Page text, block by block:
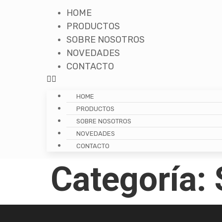
HOME
PRODUCTOS
SOBRE NOSOTROS
NOVEDADES
CONTACTO
HOME
PRODUCTOS
SOBRE NOSOTROS
NOVEDADES
CONTACTO
Categoría: